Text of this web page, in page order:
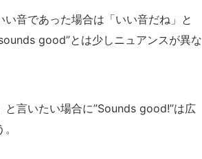
音であった場合は「いい音だね」と
good”とは少しニュアンスが異な
言いたい場合に”Sounds good!”は広